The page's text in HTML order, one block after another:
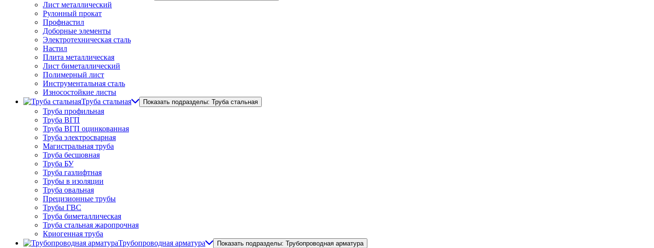
Лист металлический
Рулонный прокат
Профнастил
Доборные элементы
Электротехническая сталь
Настил
Плита металлическая
Лист биметаллический
Полимерный лист
Инструментальная сталь
Износостойкие листы
Труба стальная
Показать подразделы: Труба стальная
Труба профильная
Труба ВГП
Труба ВГП оцинкованная
Труба электросварная
Магистральная труба
Труба бесшовная
Труба БУ
Труба газлифтная
Трубы в изоляции
Труба овальная
Прецизионные трубы
Трубы ГВС
Труба биметаллическая
Труба стальная жаропрочная
Криогенная труба
Трубопроводная арматура
Показать подразделы: Трубопроводная арматура